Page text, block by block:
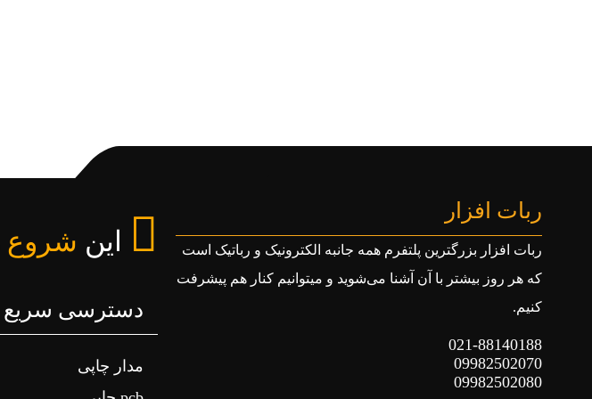
ربات افزار
ربات افزار بزرگترین پلتفرم همه جانبه الکترونیک و رباتیک است
که هر روز بیشتر با آن آشنا می‌شوید و میتوانیم کنار هم پیشرفت
کنیم.
021-88140188
09982502070
09982502080
این شروع
دسترسی سریع
مدار چاپی